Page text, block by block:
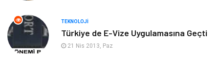
Görsel TEKNOLOJI
Türkiye de E-Vize Uygulamasına Geçti
21 Nis 2013, Paz